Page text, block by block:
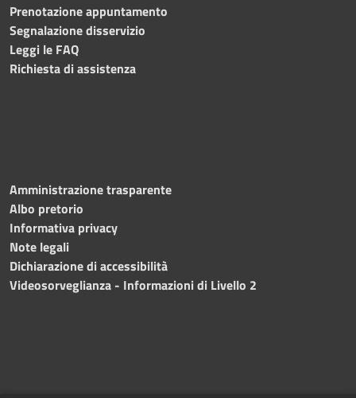
Prenotazione appuntamento
Segnalazione disservizio
Leggi le FAQ
Richiesta di assistenza
Amministrazione trasparente
Albo pretorio
Informativa privacy
Note legali
Dichiarazione di accessibilità
Videosorveglianza - Informazioni di Livello 2